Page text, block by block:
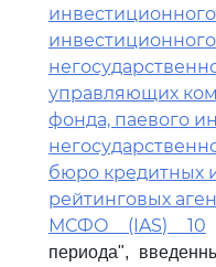
управляющих
фонда, паевого
бюро кредитных
рейтинговых
МСФО (IAS) 10
периода",